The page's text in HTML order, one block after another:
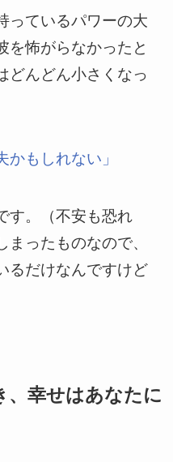
っているパワーの大
を怖がらなかったと
どんどん小さくなっ
かもしれない」
す。（不安も恐れ
ったものなので、
るだけなんですけど
、幸せはあなたに